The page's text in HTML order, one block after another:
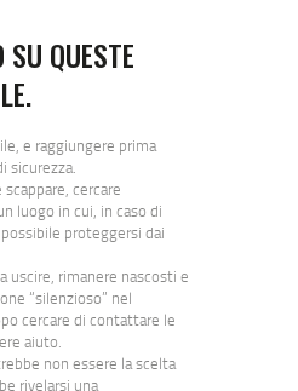
QUESTE
e raggiungere prima
sicurezza.
cercare
luogo in cui, in caso di
proteggersi dai
uscire, rimanere nascosti e
“silenzioso” nel
cercare di contattare le
aiuto.
non essere la scelta
rivelarsi una